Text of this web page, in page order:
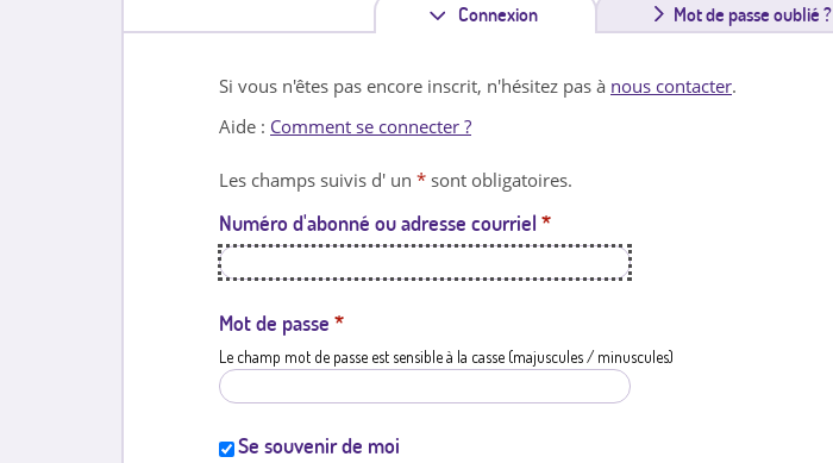
Connexion
n
l
e
Mot de passe oublié ?
Si vous n'êtes pas encore inscrit, n'hésitez pas à nous contacter.
Aide : Comment se connecter ?
Les champs suivis d' un * sont obligatoires.
Numéro d'abonné ou adresse courriel *
Mot de passe *
Le champ mot de passe est sensible à la casse (majuscules / minuscules)
Se souvenir de moi